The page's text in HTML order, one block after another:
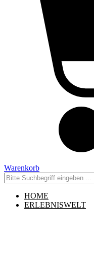
Warenkorb
HOME
ERLEBNISWELT